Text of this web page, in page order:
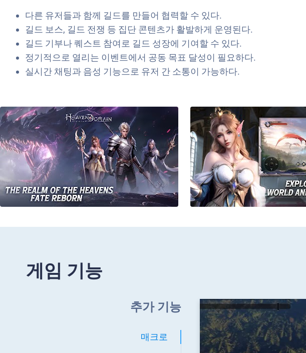
다른 유저들과 함께 길드를 만들어 협력할 수 있다.
길드 보스, 길드 전쟁 등 집단 콘텐츠가 활발하게 운영된다.
길드 기부나 퀘스트 참여로 길드 성장에 기여할 수 있다.
정기적으로 열리는 이벤트에서 공동 목표 달성이 필요하다.
실시간 채팅과 음성 기능으로 유저 간 소통이 가능하다.
게임 기능
추가 기능
매크로